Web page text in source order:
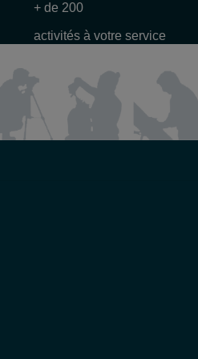
+ de 200
activités à votre service